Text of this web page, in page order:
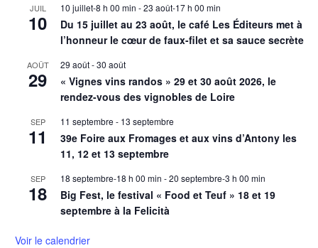
JUIL
10
10 juillet-8 h 00 min -23 août-17 h 00 min
Du 15 juillet au 23 août, le café Les Éditeurs met à
l’honneur le cœur de faux-filet et sa sauce secrète
AOÛT
29
29 août-30 août
« Vignes vins randos » 29 et 30 août 2026, le
rendez-vous des vignobles de Loire
SEP
11
11 septembre - 13 septembre
39e Foire aux Fromages et aux vins d’Antony les
11, 12 et 13 septembre
SEP
18
18 septembre-18 h 00 min -20 septembre-3 h 00 min
Big Fest, le festival « Food et Teuf » 18 et 19
septembre à la Felicità
Voir le calendrier